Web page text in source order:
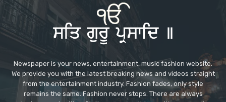
Newspaper is your news, entertainment, music fashion website.
We provide you with the latest breaking news and videos straight
from the entertainment industry. Fashion fades, only style
remains the same. Fashion never stops. There are always